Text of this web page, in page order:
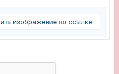
изображение по ссылке